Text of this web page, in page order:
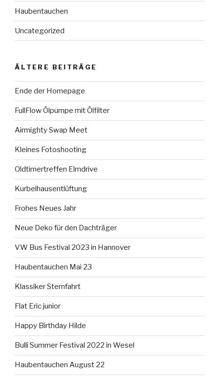
Haubentauchen
Uncategorized
ÄLTERE BEITRÄGE
Ende der Homepage
FullFlow Ölpumpe mit Ölfilter
Airmighty Swap Meet
Kleines Fotoshooting
Oldtimertreffen Elmdrive
Kurbelhausentlüftung
Frohes Neues Jahr
Neue Deko für den Dachträger
VW Bus Festival 2023 in Hannover
Haubentauchen Mai 23
Klassiker Sternfahrt
Flat Eric junior
Happy Birthday Hilde
Bulli Summer Festival 2022 in Wesel
Haubentauchen August 22